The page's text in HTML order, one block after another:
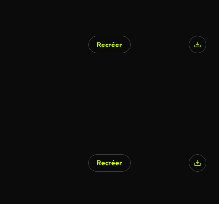
Recréer
Recréer